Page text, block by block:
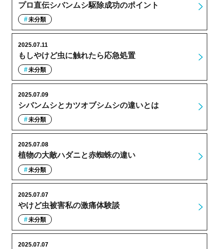
プロ直伝シバンムシ駆除成功のポイント
未分類
もしやけど虫に触れたら応急処置
2025.07.11
未分類
シバンムシとカツオブシムシの違いとは
2025.07.09
未分類
植物の大敵ハダニと赤蜘蛛の違い
2025.07.08
未分類
やけど虫被害私の激痛体験談
2025.07.07
未分類
2025.07.07